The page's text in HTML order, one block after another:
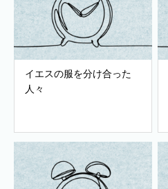
イエスの服を分け合った
人々